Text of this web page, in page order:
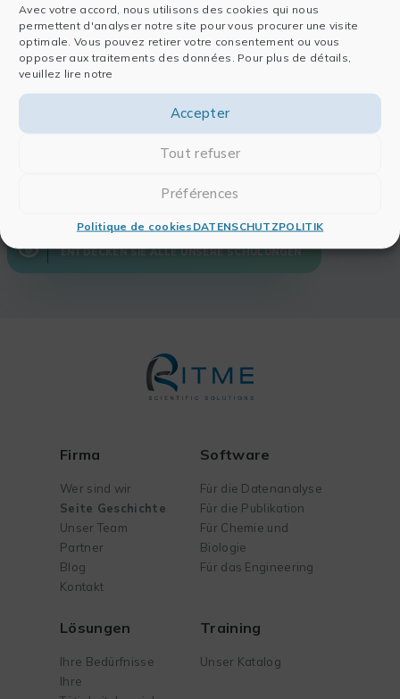
Avec votre accord, nous utilisons des cookies qui nous
permettent d'analyser notre site pour vous procurer une visite
optimale. Vous pouvez retirer votre consentement ou vous
opposer aux traitements des données. Pour plus de détails,
veuillez lire notre
Accepter
Tout refuser
Préférences
Politique de cookies DATENSCHUTZPOLITIK
MEINE ANFRAGE SENDEN
ENTDECKEN SIE ALLE UNSERE SCHULUNGEN
Firma
Wer sind wir
Seite Geschichte
Unser Team
Partner
Blog
Kontakt
Software
Für die Datenanalyse
Für die Publikation
Für Chemie und
Biologie
Für das Engineering
Lösungen
Ihre Bedürfnisse
Ihre
Training
Unser Katalog